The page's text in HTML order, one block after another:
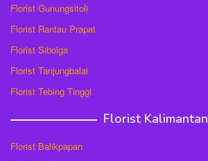
Florist Gunungsitoli
Florist Rantau Prapat
Florist Sibolga
Florist Tanjungbalai
Florist Tebing Tinggi
Florist Kalimantan
Florist Balikpapan